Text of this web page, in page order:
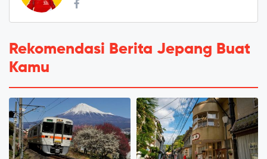
Rekomendasi Berita Jepang Buat
Kamu